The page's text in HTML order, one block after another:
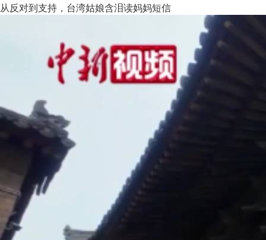
从反对到支持，台湾姑娘含泪读妈妈短信